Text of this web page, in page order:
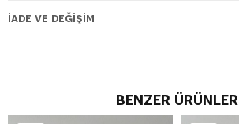
İADE VE DEĞIŞIM
BENZER ÜRÜNLER